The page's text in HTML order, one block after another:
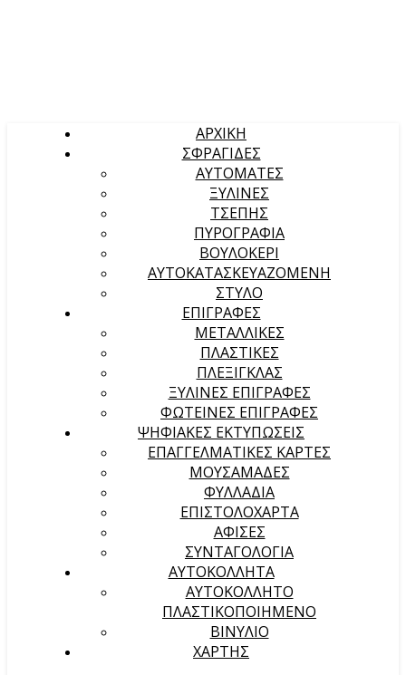
ΑΡΧΙΚΉ
ΣΦΡΑΓΙΔΕΣ
ΑΥΤΟΜΑΤΕΣ
ΞΥΛΙΝΕΣ
ΤΣΕΠΗΣ
ΠΥΡΟΓΡΑΦΙΑ
ΒΟΥΛΟΚΕΡΙ
ΑΥΤΟΚΑΤΑΣΚΕΥΑΖΟΜΕΝΗ
ΣΤΥΛΟ
ΕΠΙΓΡΑΦΕΣ
ΜΕΤΑΛΛΙΚΕΣ
ΠΛΑΣΤΙΚΕΣ
ΠΛΕΞΙΓΚΛΑΣ
ΞΥΛΙΝΕΣ ΕΠΙΓΡΑΦΕΣ
ΦΩΤΕΙΝΕΣ ΕΠΙΓΡΑΦΕΣ
ΨΗΦΙΑΚΕΣ ΕΚΤΥΠΩΣΕΙΣ
ΕΠΑΓΓΕΛΜΑΤΙΚΕΣ ΚΑΡΤΕΣ
ΜΟΥΣΑΜΑΔΕΣ
ΦΥΛΛΑΔΙΑ
ΕΠΙΣΤΟΛΟΧΑΡΤΑ
ΑΦΙΣΕΣ
ΣΥΝΤΑΓΟΛΟΓΙΑ
ΑΥΤΟΚΟΛΛΗΤΑ
ΑΥΤΟΚΟΛΛΗΤΟ
ΠΛΑΣΤΙΚΟΠΟΙΗΜΕΝΟ
ΒΙΝΥΛΙΟ
ΧΑΡΤΗΣ